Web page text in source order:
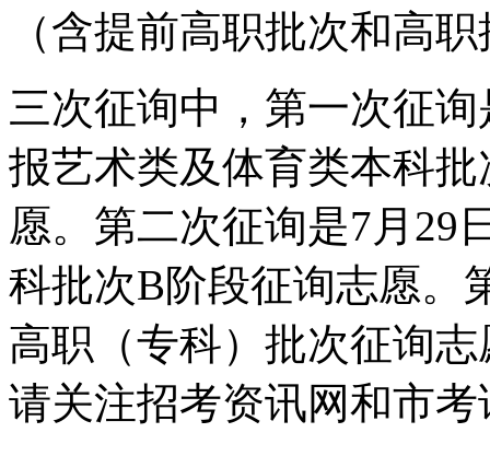
（含提前高职批次和高
三次征询中，第一次征
报艺术类及体育类本科
愿。第二次征询是7月29
科批次B阶段征询志愿。
高职（专科）批次征询
请关注招考资讯网和市